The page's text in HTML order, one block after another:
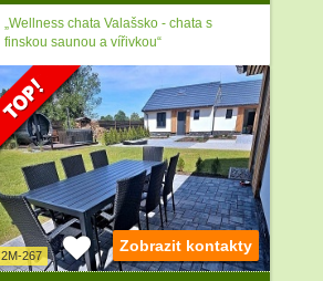
„Wellness chata Valašsko - chata s
finskou saunou a vířivkou“
2M-267
Zobrazit kontakty